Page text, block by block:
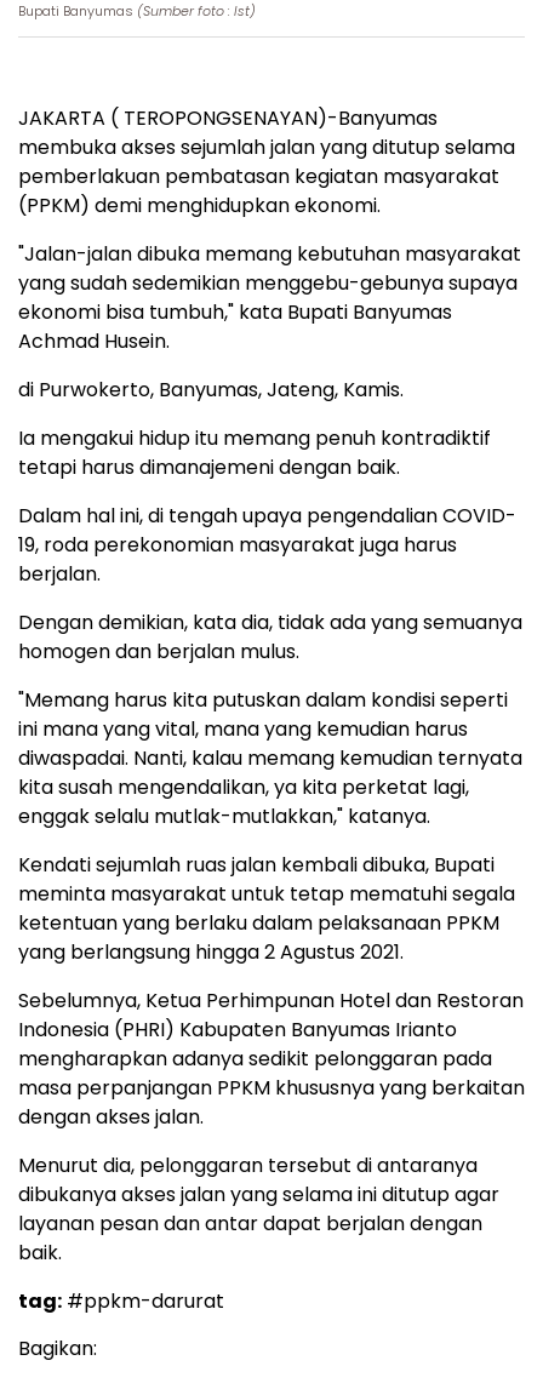
Bupati Banyumas (Sumber foto : Ist)
JAKARTA ( TEROPONGSENAYAN)-Banyumas
membuka akses sejumlah jalan yang ditutup selama
pemberlakuan pembatasan kegiatan masyarakat
(PPKM) demi menghidupkan ekonomi.
"Jalan-jalan dibuka memang kebutuhan masyarakat
yang sudah sedemikian menggebu-gebunya supaya
ekonomi bisa tumbuh," kata Bupati Banyumas
Achmad Husein.
di Purwokerto, Banyumas, Jateng, Kamis.
Ia mengakui hidup itu memang penuh kontradiktif
tetapi harus dimanajemeni dengan baik.
Dalam hal ini, di tengah upaya pengendalian COVID-
19, roda perekonomian masyarakat juga harus
berjalan.
Dengan demikian, kata dia, tidak ada yang semuanya
homogen dan berjalan mulus.
"Memang harus kita putuskan dalam kondisi seperti
ini mana yang vital, mana yang kemudian harus
diwaspadai. Nanti, kalau memang kemudian ternyata
kita susah mengendalikan, ya kita perketat lagi,
enggak selalu mutlak-mutlakkan," katanya.
Kendati sejumlah ruas jalan kembali dibuka, Bupati
meminta masyarakat untuk tetap mematuhi segala
ketentuan yang berlaku dalam pelaksanaan PPKM
yang berlangsung hingga 2 Agustus 2021.
Sebelumnya, Ketua Perhimpunan Hotel dan Restoran
Indonesia (PHRI) Kabupaten Banyumas Irianto
mengharapkan adanya sedikit pelonggaran pada
masa perpanjangan PPKM khususnya yang berkaitan
dengan akses jalan.
Menurut dia, pelonggaran tersebut di antaranya
dibukanya akses jalan yang selama ini ditutup agar
layanan pesan dan antar dapat berjalan dengan
baik.
tag: #ppkm-darurat
Bagikan: